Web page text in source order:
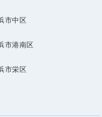
市中区
市港南区
市栄区